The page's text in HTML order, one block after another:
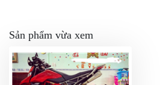
Sản phẩm vừa xem